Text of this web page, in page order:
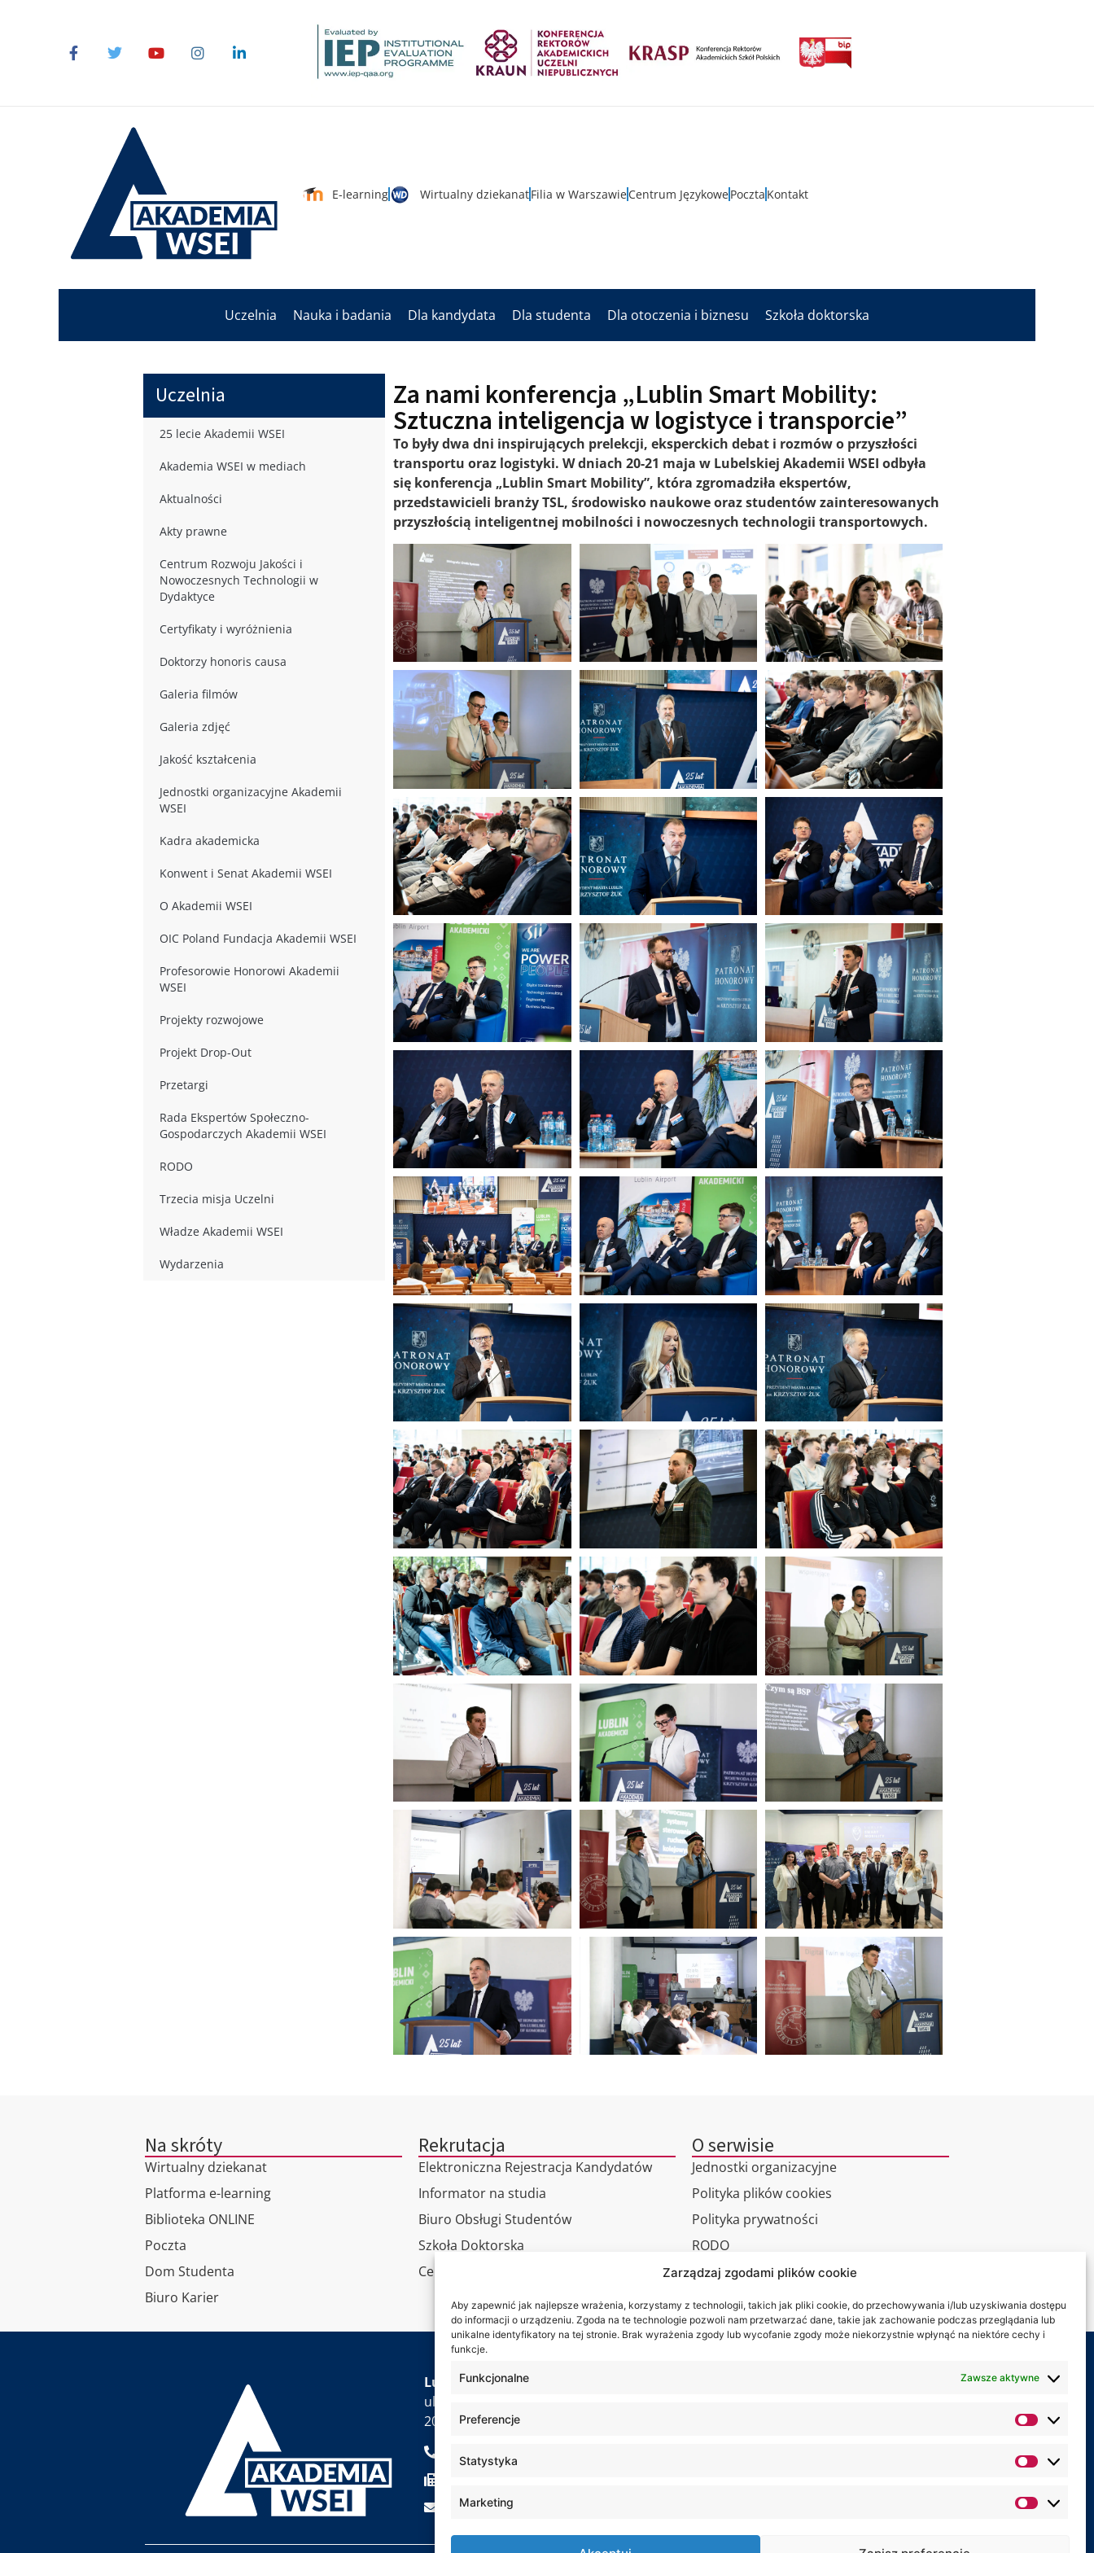
Zarządzaj zgodami plików cookie
Aby zapewnić jak najlepsze wrażenia, korzystamy z technologii, takich jak pliki cookie, do przechowywania i/lub uzyskiwania dostępu
do informacji o urządzeniu. Zgoda na te technologie pozwoli nam przetwarzać dane, takie jak zachowanie podczas przeglądania lub
unikalne identyfikatory na tej stronie. Brak wyrażenia zgody lub wycofanie zgody może niekorzystnie wpłynąć na niektóre cechy i
funkcje.
Funkcjonalne Zawsze aktywne
Preferencje
Statystyka
Marketing
E-learning Wirtualny dziekanatFilia w WarszawieCentrum JęzykowePoczta Kontakt
Uczelnia Nauka i badania Dla kandydata Dla studenta Dla otoczenia i biznesu Szkoła doktorska
Uczelnia
25 lecie Akademii WSEI
Akademia WSEI w mediach
Aktualności
Akty prawne
Centrum Rozwoju Jakości i
Nowoczesnych Technologii w
Dydaktyce
Certyfikaty i wyróżnienia
Doktorzy honoris causa
Galeria filmów
Galeria zdjęć
Jakość kształcenia
Jednostki organizacyjne Akademii
WSEI
Kadra akademicka
Konwent i Senat Akademii WSEI
O Akademii WSEI
OIC Poland Fundacja Akademii WSEI
Profesorowie Honorowi Akademii
WSEI
Projekty rozwojowe
Projekt Drop-Out
Przetargi
Rada Ekspertów Społeczno-
Gospodarczych Akademii WSEI
RODO
Trzecia misja Uczelni
Władze Akademii WSEI
Wydarzenia
Za nami konferencja „Lublin Smart Mobility:
Sztuczna inteligencja w logistyce i transporcie”
To były dwa dni inspirujących prelekcji, eksperckich debat i rozmów o przyszłości
transportu oraz logistyki. W dniach 20-21 maja w Lubelskiej Akademii WSEI odbyła
się konferencja „Lublin Smart Mobility”, która zgromadziła ekspertów,
przedstawicieli branży TSL, środowisko naukowe oraz studentów zainteresowanych
przyszłością inteligentnej mobilności i nowoczesnych technologii transportowych.
Na skróty
Wirtualny dziekanat
Platforma e-learning
Biblioteka ONLINE
Poczta
Dom Studenta
Biuro Karier
Rekrutacja
Elektroniczna Rejestracja Kandydatów
Informator na studia
Biuro Obsługi Studentów
Szkoła Doktorska
Centrum Studiów Podyplomowych
O serwisie
Jednostki organizacyjne
Polityka plików cookies
Polityka prywatności
RODO
Wirtualny spacer
Kontakt
Lubelska Akademia WSEI
ul. Projektowa 4
20-209 Lublin
+48 81 749 17 70
kancelaria@wsei.pl